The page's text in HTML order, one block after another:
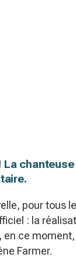
La
pour tous
: la
en ce
Farmer.